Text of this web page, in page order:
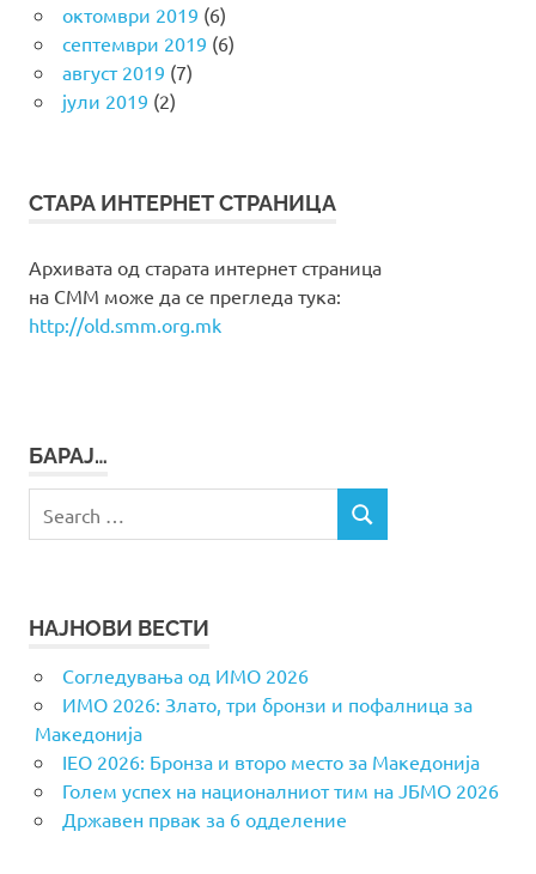
октомври 2019 (6)
септември 2019 (6)
август 2019 (7)
јули 2019 (2)
СТАРА ИНТЕРНЕТ СТРАНИЦА
Архивата од старата интернет страница
на СММ може да се прегледа тука:
http://old.smm.org.mk
БАРАЈ…
for:
SEARCH
НАЈНОВИ ВЕСТИ
Согледувања од ИМО 2026
ИМО 2026: Злато, три бронзи и пофалница за
Македонија
IEO 2026: Бронза и второ место за Македонија
Голем успех на националниот тим на ЈБМО 2026
Државен првак за 6 одделение